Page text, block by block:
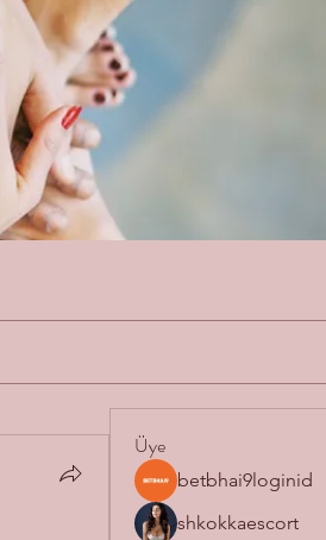
Üye
betbhai9loginid
shkokkaescort